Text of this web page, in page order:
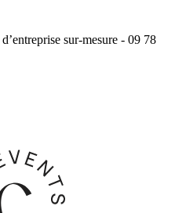
sur-mesure - 09 78